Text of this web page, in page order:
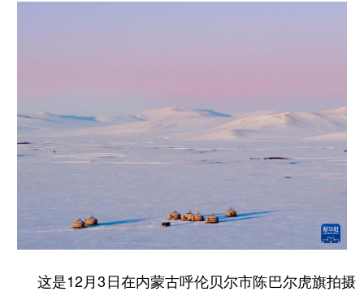
这是12月3日在内蒙古呼伦贝尔市陈巴尔虎旗拍摄